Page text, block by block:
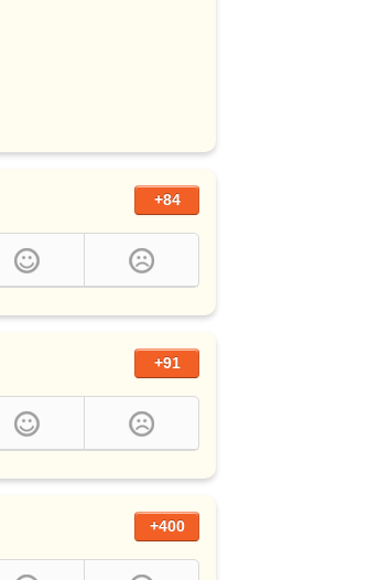
+84
+91
+400